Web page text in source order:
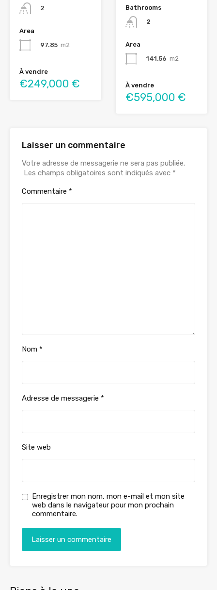
2
Area
97.85 m2
À vendre
€249,000 €
Bathrooms
2
Area
141.56 m2
À vendre
€595,000 €
Laisser un commentaire
Votre adresse de messagerie ne sera pas publiée.
Les champs obligatoires sont indiqués avec *
Commentaire *
Nom *
Adresse de messagerie *
Site web
Enregistrer mon nom, mon e-mail et mon site
web dans le navigateur pour mon prochain
commentaire.